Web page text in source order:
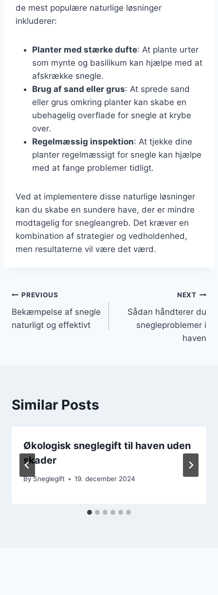
de mest populære naturlige løsninger
inkluderer:
Planter med stærke dufte: At plante urter
som mynte og basilikum kan hjælpe med at
afskrække snegle.
Brug af sand eller grus: At sprede sand
eller grus omkring planter kan skabe en
ubehagelig overflade for snegle at krybe
over.
Regelmæssig inspektion: At tjekke dine
planter regelmæssigt for snegle kan hjælpe
med at fange problemer tidligt.
Ved at implementere disse naturlige løsninger
kan du skabe en sundere have, der er mindre
modtagelig for snegleangreb. Det kræver en
kombination af strategier og vedholdenhed,
men resultaterne vil være det værd.
Indlægsnavigation
PREVIOUS
Bekæmpelse af snegle
naturligt og effektivt
NEXT
Sådan håndterer du
snegleproblemer i
haven
Similar Posts
Økologisk sneglegift til haven uden
skader
BySneglegift 19. december 2024